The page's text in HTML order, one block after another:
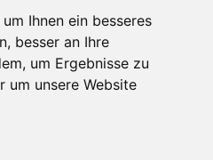
Ihnen ein besseres
besser an Ihre
um Ergebnisse zu
um unsere Website